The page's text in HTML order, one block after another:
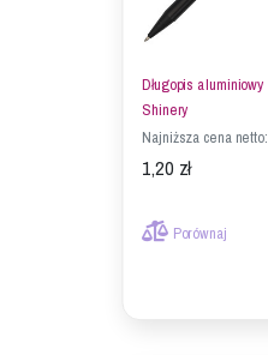
Długopis aluminiowy
Shinery
Najniższa cena netto:
1,20 zł
Porównaj